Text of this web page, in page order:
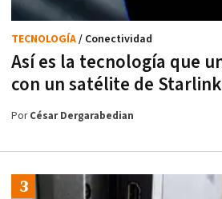
Así es la tecnología que
con un satélite de Starlink
TECNOLOGÍA/ Conectividad
PorCésar Dergarabedian